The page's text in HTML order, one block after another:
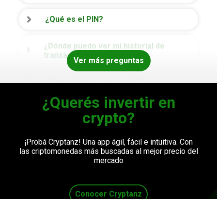
¿Qué es el PIN?
¿Dónde puedo ver mi historial de
transacciones?
¿Cómo elimino mi cuenta?
¿Es seguro operar con Cryptanz?
dólares?
Ver más preguntas
¿Querés invertir en
crypto?
¡Probá Cryptanz! Una app ágil, fácil e intuitiva. Con
las criptomonedas más buscadas al mejor precio del
mercado
Conocer Cryptanz